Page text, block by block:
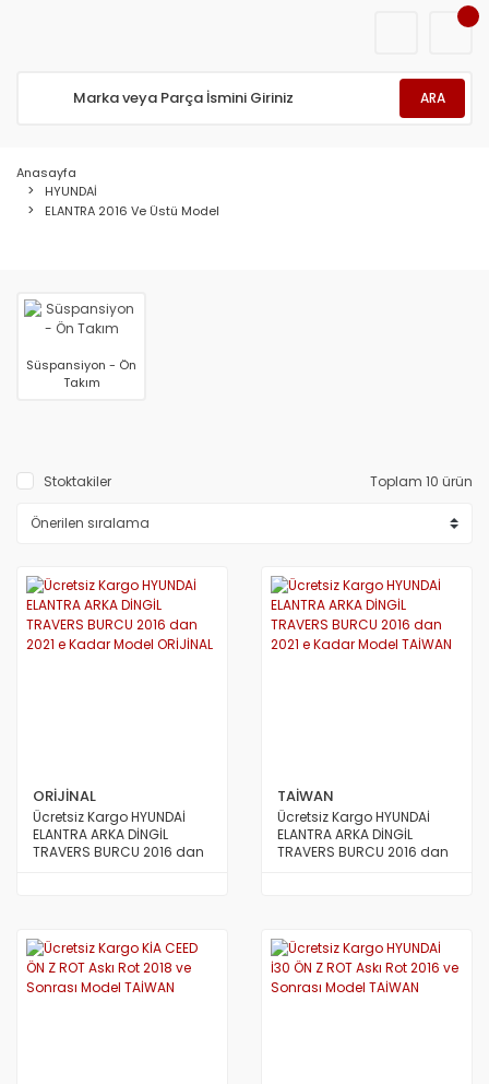
ARA
Anasayfa
HYUNDAİ
ELANTRA 2016 Ve Üstü Model
Süspansiyon - Ön
Takım
Stoktakiler Toplam 10 ürün
ORİJİNAL
Ücretsiz Kargo HYUNDAİ
ELANTRA ARKA DİNGİL
TRAVERS BURCU 2016 dan
TAİWAN
Ücretsiz Kargo HYUNDAİ
ELANTRA ARKA DİNGİL
TRAVERS BURCU 2016 dan